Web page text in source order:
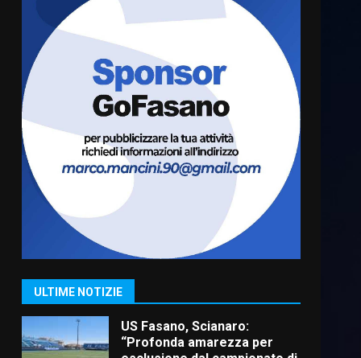
ULTIME NOTIZIE
Cura dei beni comuni e
cittadinanza attiva: online
l’avviso per la gestione
condivisa della Villetta di
Laureto
6 Agosto 2026 06:20
7
La magia del Minareto e la
prima assoluta de “L’Albergo
Belvedere. Il rapimento”
6 Agosto 2026 06:15
1
“I Contestatori: Musica di
Rivoluzione”: nuovo
appuntamento con “Fasano in
US Fasano, Scianaro:
“Profonda amarezza per